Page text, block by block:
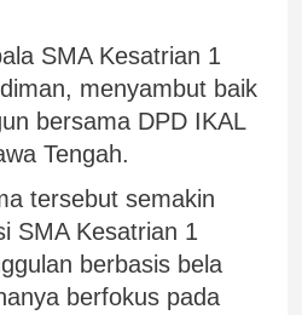
SMA Kesatrian 1
menyambut baik
bersama DPD IKAL
Tengah.
tersebut semakin
SMA Kesatrian 1
berbasis bela
berfokus pada